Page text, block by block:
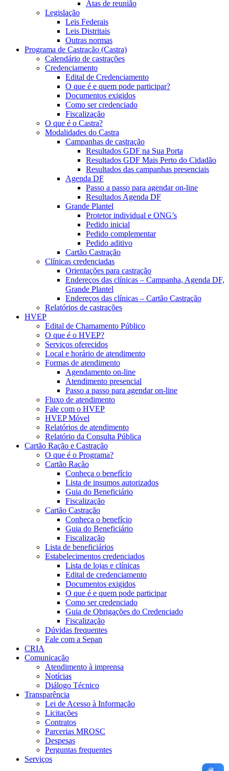
Atas de reunião
Legislação
Leis Federais
Leis Distritais
Outras normas
Programa de Castração (Castra)
Calendário de castrações
Credenciamento
Edital de Credenciamento
O que é e quem pode participar?
Documentos exigidos
Como ser credenciado
Fiscalização
O que é o Castra?
Modalidades do Castra
Campanhas de castração
Resultados GDF na Sua Porta
Resultados GDF Mais Perto do Cidadão
Resultados das campanhas presenciais
Agenda DF
Passo a passo para agendar on-line
Resultados Agenda DF
Grande Plantel
Protetor individual e ONG’s
Pedido inicial
Pedido complementar
Pedido aditivo
Cartão Castração
Clínicas credenciadas
Orientações para castração
Endereços das clínicas – Campanha, Agenda DF,
Grande Plantel
Endereços das clínicas – Cartão Castração
Relatórios de castrações
HVEP
Edital de Chamamento Público
O que é o HVEP?
Serviços oferecidos
Local e horário de atendimento
Formas de atendimento
Agendamento on-line
Atendimento presencial
Passo a passo para agendar on-line
Fluxo de atendimento
Fale com o HVEP
HVEP Móvel
Relatórios de atendimento
Relatório da Consulta Pública
Cartão Ração e Castração
O que é o Programa?
Cartão Ração
Conheça o benefício
Lista de insumos autorizados
Guia do Beneficiário
Fiscalização
Cartão Castração
Conheça o benefício
Guia do Beneficiário
Fiscalização
Lista de beneficiários
Estabelecimentos credenciados
Lista de lojas e clínicas
Edital de credenciamento
Documentos exigidos
O que é e quem pode participar
Como ser credenciado
Guia de Obrigações do Credenciado
Fiscalização
Dúvidas frequentes
Fale com a Sepan
CRIA
Comunicação
Atendimento à imprensa
Notícias
Diálogo Técnico
Transparência
Lei de Acesso à Informação
Licitações
Contratos
Parcerias MROSC
Despesas
Perguntas frequentes
Serviços